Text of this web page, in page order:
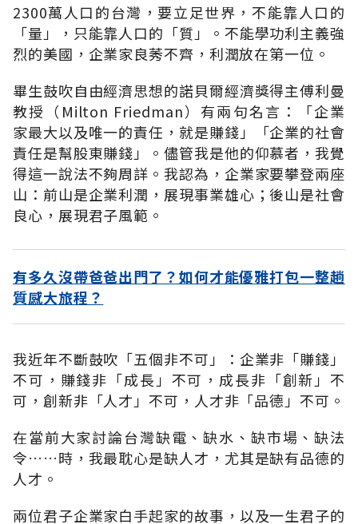
2300萬人口的台灣，要立足世界，不能靠人口的
「量」，只能靠人口的「質」。不能學功利主義強
烈的美國，企業家良莠不齊，利潤放在第一位。
畢生鼓吹自由經濟思想的諾貝爾經濟獎得主傅利曼
教授（Milton Friedman）有兩句名言：「企業
家最大以及唯一的責任，就是賺錢」「企業的社會
責任是幫股東賺錢」。儘管我是他的仰慕者，我覺
得這一說法不夠周詳。我認為，企業家要攀登兩座
山：前山是企業利潤，展現事業雄心；後山是社會
良心，展現君子風範。
有多久沒帶爸爸出門了？如何才能優雅打包一整趟
質感大旅程？
我近年不斷鼓吹「五個非不可」：企業非「賺錢」
不可，賺錢非「成長」不可，成長非「創新」不
可，創新非「人才」不可，人才非「品德」不可。
在當前大家討論台灣缺電、缺水、缺市場、缺法
令……時，我最耽心是缺人才，尤其是缺有品德的
人才。
兩位君子企業家白手起家的故事，以及一生君子的